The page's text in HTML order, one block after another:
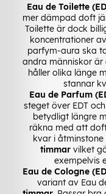
Eau de Toilette
mer dämpad doft
Toilette är dock
koncentrationer
parfym-aura ska
andra människor
håller olika länge
stannar
Eau de Parfum
steget över EDT
betydligt längre
räkna med att
kvar i åtminstone
timmar vilket
exempelvis
Eau de Cologne
variant av Eau